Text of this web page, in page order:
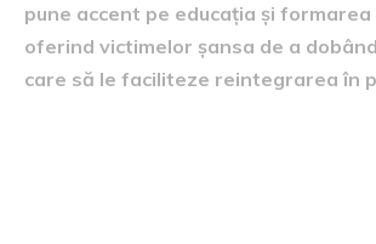
pune accent pe educația și
oferind victimelor șansa de a
care să le faciliteze reintegrarea în